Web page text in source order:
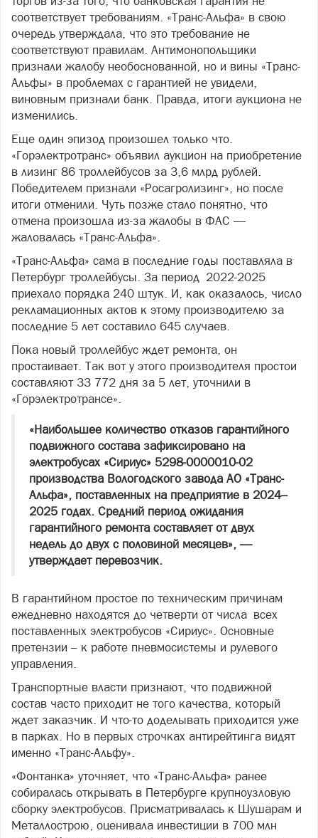
соответствует требованиям. «Транс-Альфа» в свою
очередь утверждала, что это требование не
соответствуют правилам. Антимонопольщики
признали жалобу необоснованной, но и вины «Транс-
Альфы» в проблемах с гарантией не увидели,
виновным признали банк. Правда, итоги аукциона не
изменились.
Еще один эпизод произошел только что.
«Горэлектротранс» объявил аукцион на приобретение
в лизинг 86 троллейбусов за 3,6 млрд рублей.
Победителем признали «Росагролизинг», но после
итоги отменили. Чуть позже стало понятно, что
отмена произошла из-за жалобы в ФАС —
жаловалась «Транс-Альфа».
«Транс-Альфа» сама в последние годы поставляла в
Петербург троллейбусы. За период 2022-2025
приехало порядка 240 штук. И, как оказалось, число
рекламационных актов к этому производителю за
последние 5 лет составило 645 случаев.
Пока новый троллейбус ждет ремонта, он
простаивает. Так вот у этого производителя простои
составляют 33 772 дня за 5 лет, уточнили в
«Горэлектротрансе».
«Наибольшее количество отказов гарантийного
подвижного состава зафиксировано на
электробусах «Сириус» 5298-0000010-02
производства Вологодского завода АО «Транс-
Альфа», поставленных на предприятие в 2024–
2025 годах. Средний период ожидания
гарантийного ремонта составляет от двух
недель до двух с половиной месяцев», —
утверждает перевозчик.
В гарантийном простое по техническим причинам
ежедневно находятся до четверти от числа всех
поставленных электробусов «Сириус». Основные
претензии – к работе пневмосистемы и рулевого
управления.
Транспортные власти признают, что подвижной
состав часто приходит не того качества, который
ждет заказчик. И что-то доделывать приходится уже
в парках. Но в первых строчках антирейтинга видят
именно «Транс-Альфу».
«Фонтанка» уточняет, что «Транс-Альфа» ранее
собиралась открывать в Петербурге крупноузловую
сборку электробусов. Присматривалась к Шушарам и
Металлострою, оценивала инвестиции в 700 млн